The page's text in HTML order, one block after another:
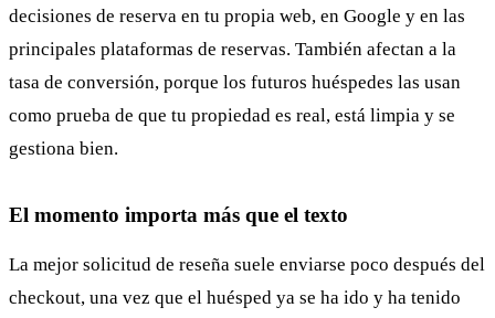
decisiones de reserva en tu propia web, en Google y en las
principales plataformas de reservas. También afectan a la
tasa de conversión, porque los futuros huéspedes las usan
como prueba de que tu propiedad es real, está limpia y se
gestiona bien.
El momento importa más que el texto
La mejor solicitud de reseña suele enviarse poco después del
checkout, una vez que el huésped ya se ha ido y ha tenido